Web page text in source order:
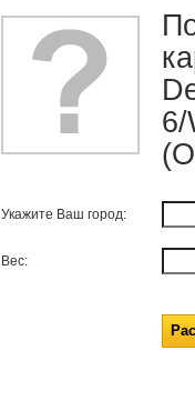
6/
Укажите Ваш город:
Вес: